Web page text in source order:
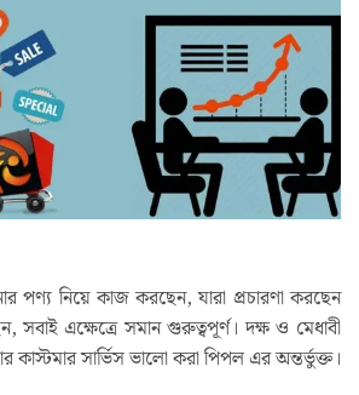
পণ্য নিয়ে কাজ করছেন, যারা প্রচারণা করছেন
সবাই এক্ষেত্রে সমান গুরুত্বপূর্ণ। দক্ষ ও মেধাবী
সার্ভিস ভালো করা পিপল এর অন্তর্ভুক্ত।